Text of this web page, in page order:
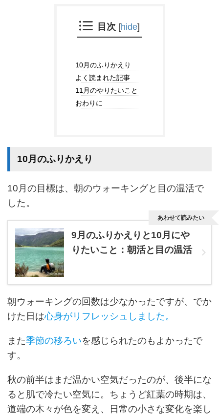
目次 [hide]
10月のふりかえり
よく読まれた記事
11月のやりたいこと
おわりに
10月のふりかえり
10月の目標は、朝のウォーキングと目の温活で
した。
9月のふりかえりと10月にや
りたいこと：朝活と目の温活
あわせて読みたい
朝ウォーキングの回数は少なかったですが、でか
けた日は心身がリフレッシュしました。
また季節の移ろいを感じられたのもよかったで
す。
秋の前半はまだ温かい空気だったのが、後半にな
ると肌で冷たい空気に。ちょうど紅葉の時期は、
道端の木々が色を変え、日常の小さな変化を楽し